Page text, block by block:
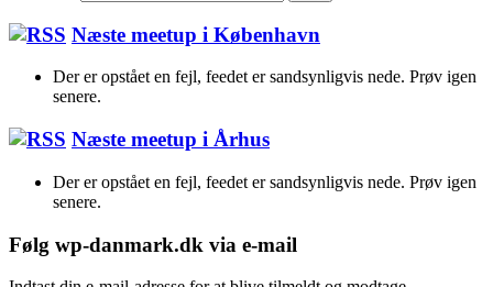
Næste meetup i København
Der er opstået en fejl, feedet er sandsynligvis nede. Prøv igen
senere.
Næste meetup i Århus
Der er opstået en fejl, feedet er sandsynligvis nede. Prøv igen
senere.
Følg wp-danmark.dk via e-mail